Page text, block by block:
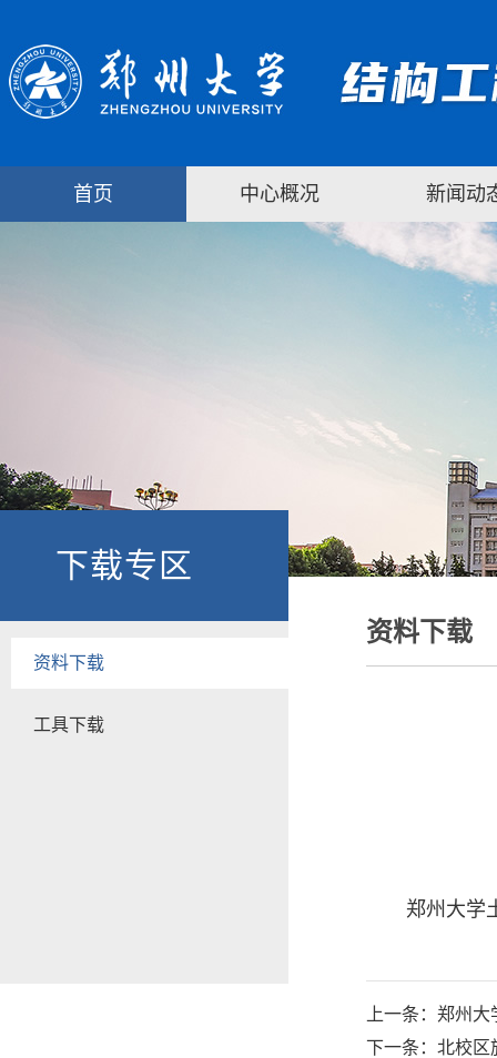
首页 中心概况 新闻动
下载专区
资料下载
工具下载
资料下载
郑州大学
上一条：郑州
下一条：北校区